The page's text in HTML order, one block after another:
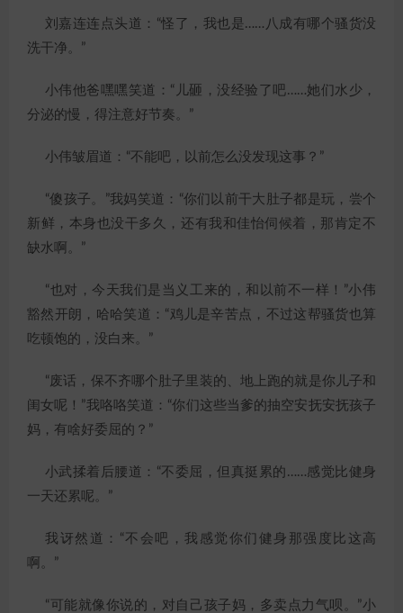
刘嘉连连点头道：“怪了，我也是……八成有哪个骚货没
洗干净。”
小伟他爸嘿嘿笑道：“儿砸，没经验了吧……她们水少，
分泌的慢，得注意好节奏。”
小伟皱眉道：“不能吧，以前怎么没发现这事？”
“傻孩子。”我妈笑道：“你们以前干大肚子都是玩，尝个
新鲜，本身也没干多久，还有我和佳怡伺候着，那肯定不
缺水啊。”
“也对，今天我们是当义工来的，和以前不一样！”小伟
豁然开朗，哈哈笑道：“鸡儿是辛苦点，不过这帮骚货也算
吃顿饱的，没白来。”
“废话，保不齐哪个肚子里装的、地上跑的就是你儿子和
闺女呢！”我咯咯笑道：“你们这些当爹的抽空安抚安抚孩子
妈，有啥好委屈的？”
小武揉着后腰道：“不委屈，但真挺累的……感觉比健身
一天还累呢。”
我讶然道：“不会吧，我感觉你们健身那强度比这高
啊。”
“可能就像你说的，对自己孩子妈，多卖点力气呗。”小